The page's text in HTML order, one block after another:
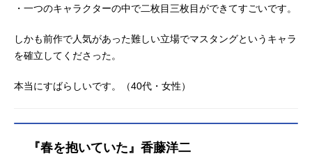
・一つのキャラクターの中で二枚目三枚目ができてすごいです。
しかも前作で人気があった難しい立場でマスタングというキャラ
を確立してくださった。
本当にすばらしいです。（40代・女性）
『春を抱いていた』香藤洋二